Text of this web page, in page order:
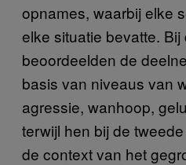
opnames, waarbij elke
elke situatie bevatte.
beoordeelden de
basis van niveaus van
agressie, wanhoop,
terwijl hen bij de
de context van het